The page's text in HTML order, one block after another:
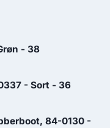
- 38
- Sort - 36
84-0130 -